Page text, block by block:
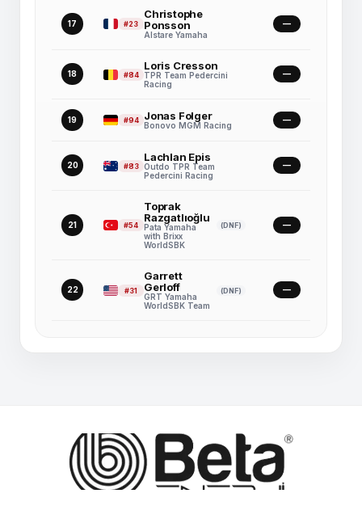
17 #23
Christophe
Ponsson
Alstare Yamaha
—
18 #84
Loris Cresson
TPR Team Pedercini
Racing
—
19 #94 Jonas Folger
Bonovo MGM Racing
—
20 #83
Lachlan Epis
Outdo TPR Team
Pedercini Racing
—
21 #54
Toprak
Razgatlıoğlu
Pata Yamaha
with Brixx
WorldSBK
(DNF) —
22 #31
Garrett
Gerloff
GRT Yamaha
WorldSBK Team
(DNF) —